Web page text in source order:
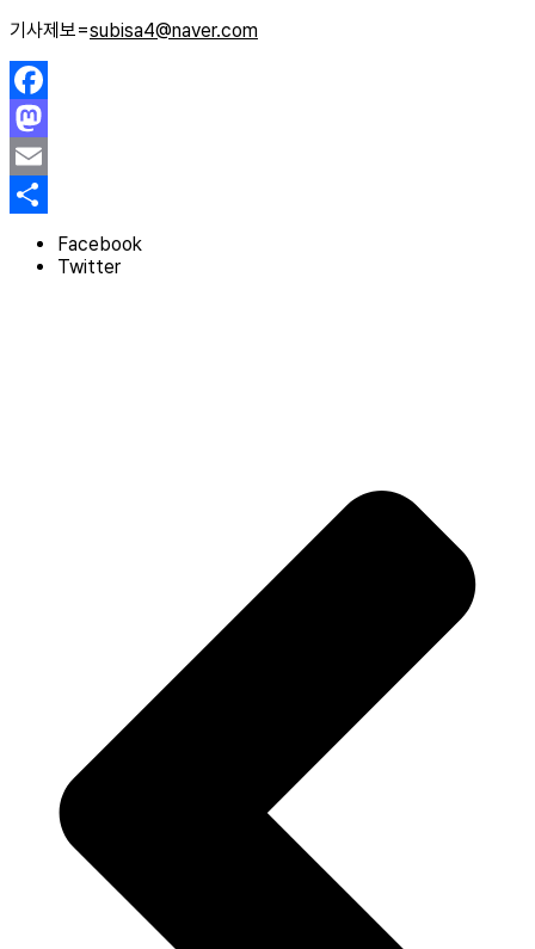
기사제보=subisa4@naver.com
Facebook
Mastodon
Email
Share
Facebook
Twitter